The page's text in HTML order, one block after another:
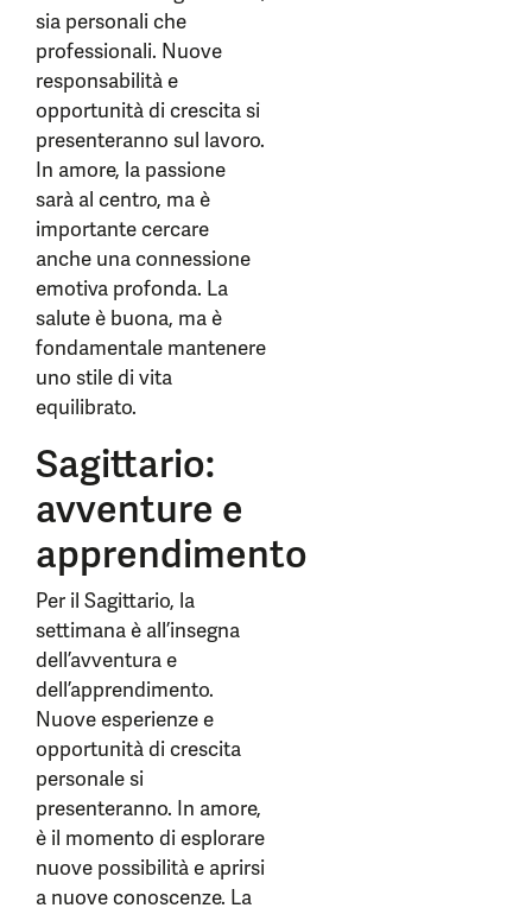
sia personali che
professionali. Nuove
responsabilità e
opportunità di crescita si
presenteranno sul lavoro.
In amore, la passione
sarà al centro, ma è
importante cercare
anche una connessione
emotiva profonda. La
salute è buona, ma è
fondamentale mantenere
uno stile di vita
equilibrato.
Sagittario:
avventure e
apprendimento
Per il Sagittario, la
settimana è all’insegna
dell’avventura e
dell’apprendimento.
Nuove esperienze e
opportunità di crescita
personale si
presenteranno. In amore,
è il momento di esplorare
nuove possibilità e aprirsi
a nuove conoscenze. La